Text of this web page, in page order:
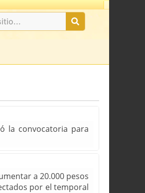
la convocatoria para
a 20.000 pesos
por el temporal